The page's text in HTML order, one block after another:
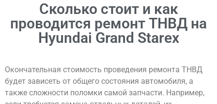
Сколько стоит и как
проводится ремонт ТНВД на
Hyundai Grand Starex
Окончательная стоимость проведения ремонта ТНВД
будет зависеть от общего состояния автомобиля, а
также сложности поломки самой запчасти. Например,